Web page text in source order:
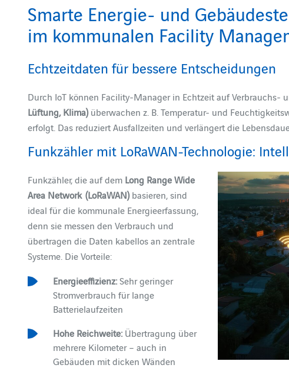
Smarte Energie- und
im kommunalen Facility
Echtzeitdaten für bessere Entscheidungen
Durch IoT können Facility-Manager in Echtzeit auf Verbrauchs-
Lüftung, Klima) überwachen z. B. Temperatur- und
erfolgt. Das reduziert Ausfallzeiten und verlängert die
Funkzähler mit LoRaWAN-Technologie:
Funkzähler, die auf dem Long Range Wide
Area Network (LoRaWAN) basieren, sind
ideal für die kommunale Energieerfassung,
denn sie messen den Verbrauch und
übertragen die Daten kabellos an zentrale
Systeme. Die Vorteile:
Energieeffizienz:Sehr geringer
Stromverbrauch für lange
Batterielaufzeiten
Hohe Reichweite:Übertragung über
mehrere Kilometer – auch in
Gebäuden mit dicken Wänden